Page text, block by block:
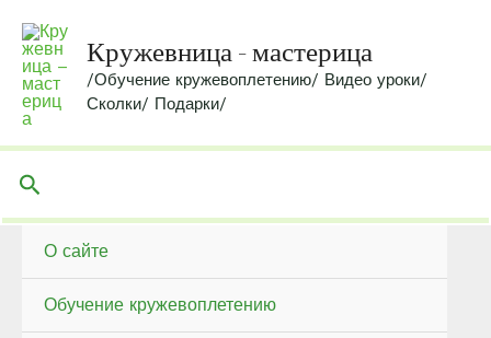
содержимомуКружевница - мастерица
/Обучение кружевоплетению/ Видео уроки/
Сколки/ Подарки/
Поиск
О сайте
Обучение кружевоплетению